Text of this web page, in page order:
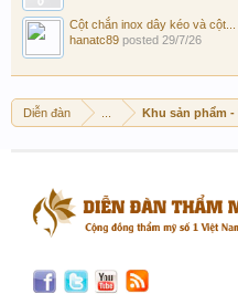
Cột chắn inox dây kéo và cột...
hanatc89 posted 29/7/26
Diễn đàn Khu sản phẩm -